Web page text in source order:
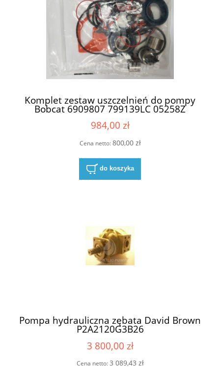
Komplet zestaw uszczelnień do pompy
Bobcat 6909807 799139LC 05258Z
984,00 zł
Cena netto:800,00 zł
do koszyka
Pompa hydrauliczna zębata David Brown
P2A2120G3B26
3 800,00 zł
Cena netto:3 089,43 zł